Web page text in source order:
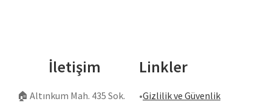
İletişim
🏠 Altınkum Mah. 435 Sok.
Linkler
•Gizlilik ve Güvenlik